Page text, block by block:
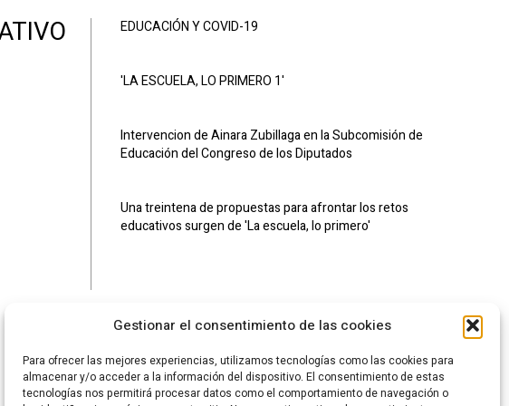
Gestionar el consentimiento de las cookies
Para ofrecer las mejores experiencias, utilizamos tecnologías como las cookies para
almacenar y/o acceder a la información del dispositivo. El consentimiento de estas
tecnologías nos permitirá procesar datos como el comportamiento de navegación o
EDUCACIÓN Y COVID-19
'LA ESCUELA, LO PRIMERO 1'
Intervencion de Ainara Zubillaga en la Subcomisión de
Educación del Congreso de los Diputados
Una treintena de propuestas para afrontar los retos
educativos surgen de 'La escuela, lo primero'